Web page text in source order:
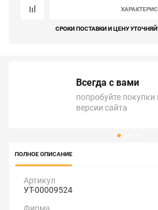
СРОКИ ПОСТАВКИ И ЦЕНУ
Всегда с вами
попробуйте
версии сайта
ПОЛНОЕ ОПИСАНИЕ
Артикул
УТ-00009524